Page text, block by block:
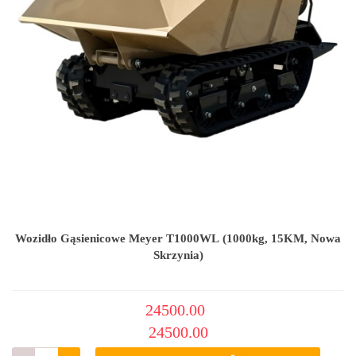
Wozidło Gąsienicowe Meyer T1000WL (1000kg, 15KM, Nowa
Skrzynia)
24500.00
24500.00